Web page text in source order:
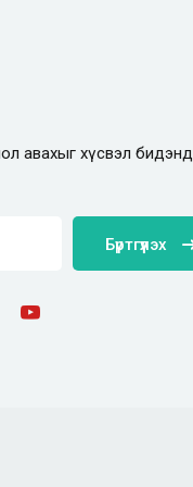
авахыг хүсвэл бидэнд
Бүртгүүлэх